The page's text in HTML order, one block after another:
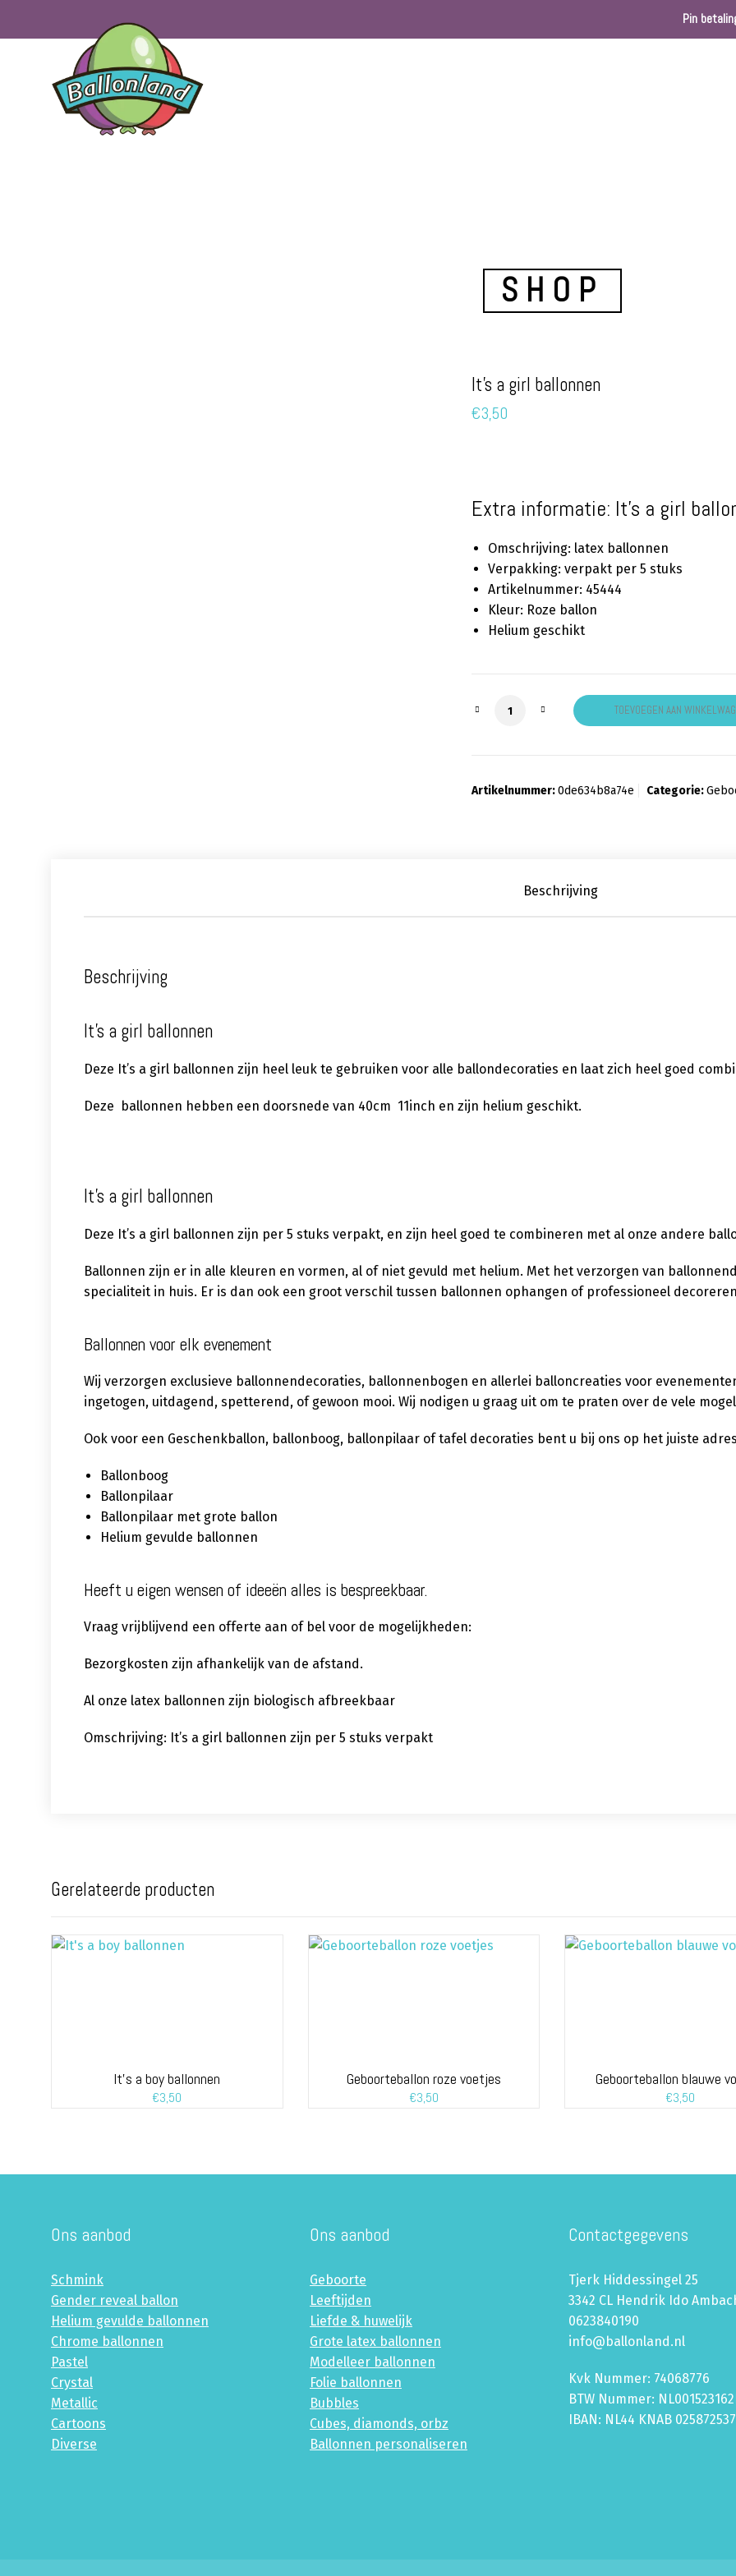
Pin
SHOP
It’s a girl ballonnen
€3,50
Extra informatie: It’s a girl
Omschrijving: latex ballonnen
Verpakking: verpakt per 5 stuks
Artikelnummer: 45444
Kleur: Roze ballon
Helium geschikt
It's a girl ballonnen aantal
TOEVOEGEN AAN
Artikelnummer:0de634b8a74e Categorie:
Beschrijving
Beschrijving
It’s a girl ballonnen
Deze It’s a girl ballonnen zijn heel leuk te gebruiken voor alle ballondecoraties en laat zich heel goed
Deze ballonnen hebben een doorsnede van 40cm 11inch en zijn helium geschikt.
It’s a girl ballonnen
Deze It’s a girl ballonnen zijn per 5 stuks verpakt, en zijn heel goed te combineren met al onze andere
Ballonnen zijn er in alle kleuren en vormen, al of niet gevuld met helium. Met het verzorgen van
specialiteit in huis. Er is dan ook een groot verschil tussen ballonnen ophangen of professioneel
Ballonnen voor elk evenement
Wij verzorgen exclusieve ballonnendecoraties, ballonnenbogen en allerlei balloncreaties voor
ingetogen, uitdagend, spetterend, of gewoon mooi. Wij nodigen u graag uit om te praten over de vele
Ook voor een Geschenkballon, ballonboog, ballonpilaar of tafel decoraties bent u bij ons op het juiste
Ballonboog
Ballonpilaar
Ballonpilaar met grote ballon
Helium gevulde ballonnen
Heeft u eigen wensen of ideeën alles is bespreekbaar.
Vraag vrijblijvend een offerte aan of bel voor de mogelijkheden:
Bezorgkosten zijn afhankelijk van de afstand.
Al onze latex ballonnen zijn biologisch afbreekbaar
Omschrijving: It’s a girl ballonnen zijn per 5 stuks verpakt
Gerelateerde producten
It’s a boy ballonnen
€3,50
Geboorteballon roze voetjes
€3,50
Geboorteballon blauwe
€3,50
Ons aanbod
Schmink
Gender reveal ballon
Helium gevulde ballonnen
Chrome ballonnen
Pastel
Crystal
Metallic
Cartoons
Diverse
Ons aanbod
Geboorte
Leeftijden
Liefde & huwelijk
Grote latex ballonnen
Modelleer ballonnen
Folie ballonnen
Bubbles
Cubes, diamonds, orbz
Ballonnen personaliseren
Contactgegevens
Tjerk Hiddessingel 25
3342 CL Hendrik Ido
0623840190
info@ballonland.nl
Kvk Nummer: 74068776
BTW Nummer:
IBAN: NL44 KNAB